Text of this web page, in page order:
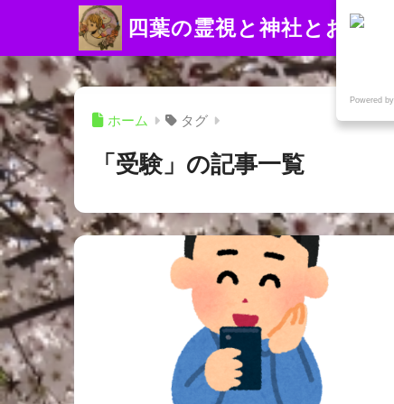
四葉の霊視と神社とお寺
ホーム タグ
「受験」の記事一覧
Powered